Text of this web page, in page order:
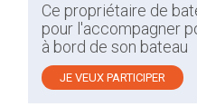
Ce propriétaire de
pour l'accompagner
à bord de son bateau
JE VEUX PARTICIPER